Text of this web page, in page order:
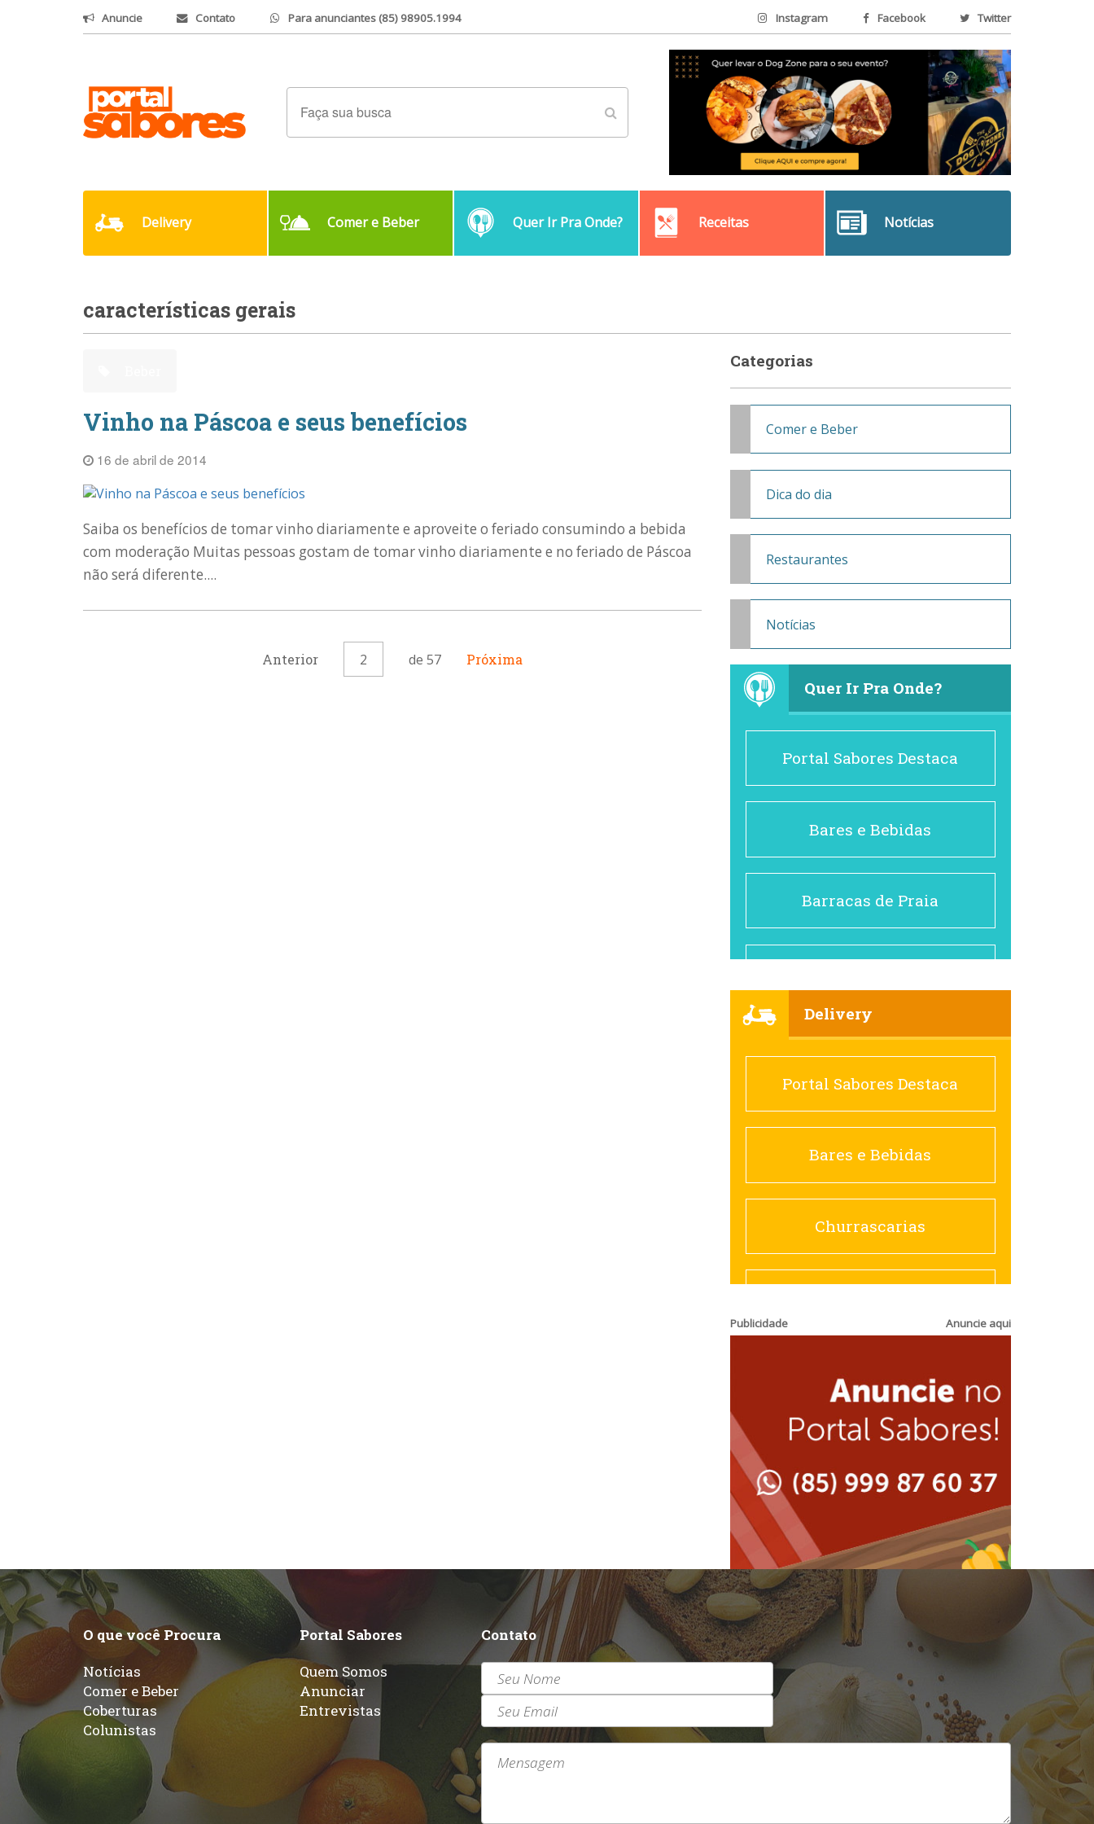
Anuncie Contato Para anunciantes (85) 98905.1994 Instagram Facebook Twitter
Delivery Comer e Beber Quer Ir Pra Onde? Receitas Notícias
características gerais
Vinho na Páscoa e seus benefícios
16 de abril de 2014
Saiba os benefícios de tomar vinho diariamente e aproveite o feriado consumindo a bebida
com moderação Muitas pessoas gostam de tomar vinho diariamente e no feriado de Páscoa
não será diferente....
Anterior 2 de 57 Próxima
Categorias
Comer e Beber
Dica do dia
Restaurantes
Notícias
Quer Ir Pra Onde?
Portal Sabores Destaca
Bares e Bebidas
Barracas de Praia
Cafés
Churrascarias
Comida saudável
Contemporânea
Espanhola
Francesa
Hamburguerias e
Sanduicherias
Internacional
Japonesa e Oriental
Delivery
Portal Sabores Destaca
Bares e Bebidas
Churrascarias
Sanduicherias
Lanchonetes
Massas
Padarias e Confeitarias
Peixes e Frutos do Mar
Pizzarias
Publicidade Anuncie aqui
O que você Procura
Notícias
Comer e Beber
Coberturas
Colunistas
Portal Sabores
Quem Somos
Anunciar
Entrevistas
Contato